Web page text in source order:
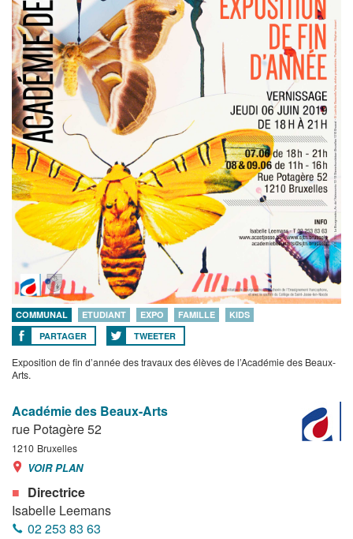
COMMUNAL ETUDIANT EXPO FAMILLE
KIDS
PARTAGER
TWEETER
Exposition de fin d’année des travaux des élèves de l’Académie des Beaux-
Arts.
Académie des Beaux-Arts
rue Potagère 52
1210 Bruxelles
VOIR PLAN
Directrice
Isabelle Leemans
02 253 83 63